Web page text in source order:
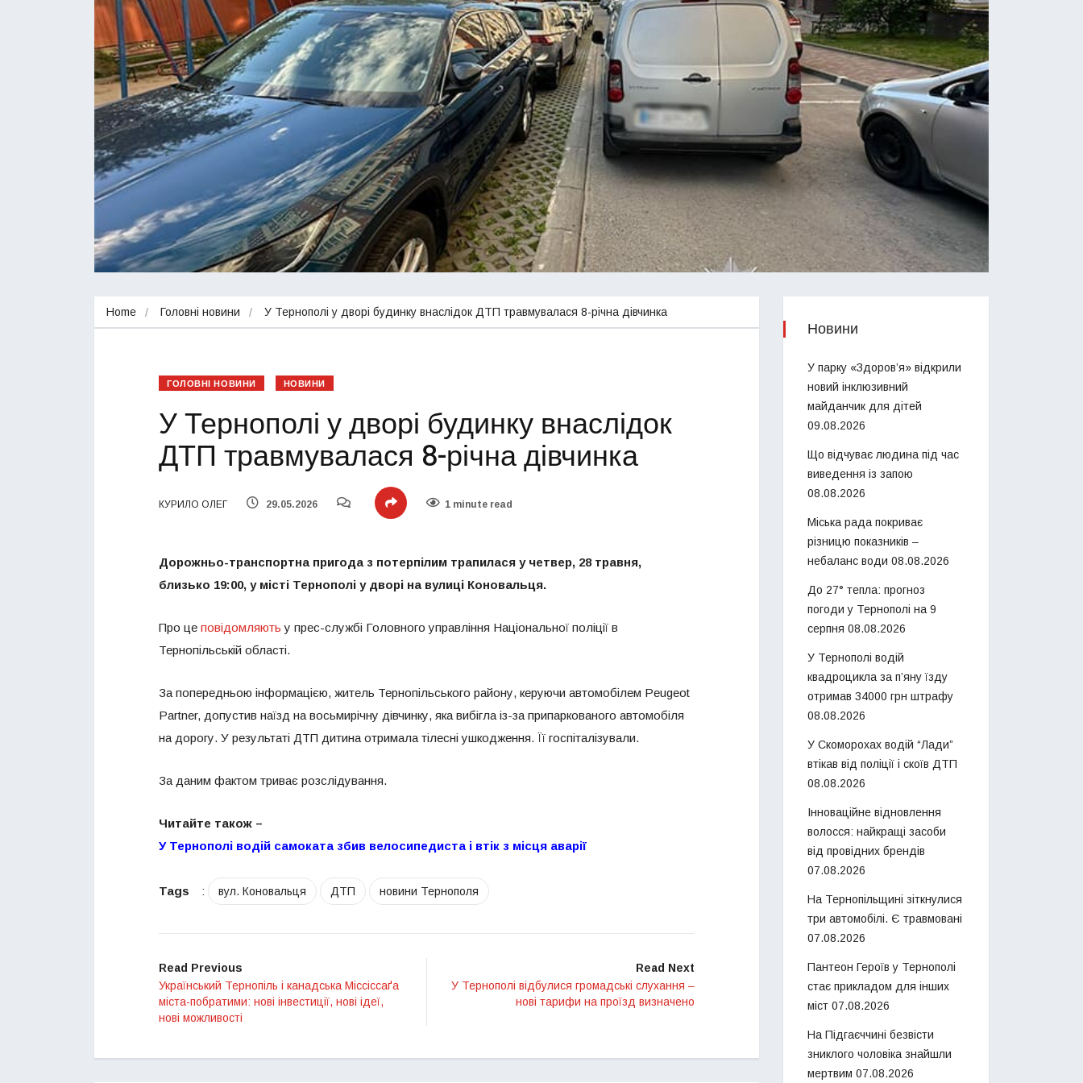
Home Головні новини У Тернополі у дворі будинку внаслідок ДТП травмувалася 8-річна дівчинка
ГОЛОВНІ НОВИНИ НОВИНИ
У Тернополі у дворі будинку внаслідок
ДТП травмувалася 8-річна дівчинка
КУРИЛО ОЛЕГ 29.05.2026 1 minute read
Дорожньо-транспортна пригода з потерпілим трапилася у четвер, 28 травня,
близько 19:00, у місті Тернополі у дворі на вулиці Коновальця.
Про це повідомляють у прес-службі Головного управління Національної поліції в
Тернопільській області.
За попередньою інформацією, житель Тернопільського району, керуючи автомобілем Peugeot
Partner, допустив наїзд на восьмирічну дівчинку, яка вибігла із-за припаркованого автомобіля
на дорогу. У результаті ДТП дитина отримала тілесні ушкодження. Її госпіталізували.
За даним фактом триває розслідування.
Читайте також –
У Тернополі водій самоката збив велосипедиста і втік з місця аварії
Tags : вул. Коновальця ДТП новини Тернополя
Read Previous
Український Тернопіль і канадська Міссіссаґа
міста-побратими: нові інвестиції, нові ідеї,
нові можливості
Read Next
У Тернополі відбулися громадські слухання –
нові тарифи на проїзд визначено
Новини
У парку «Здоров’я» відкрили
новий інклюзивний
майданчик для дітей
09.08.2026
Що відчуває людина під час
виведення із запою
08.08.2026
Міська рада покриває
різницю показників –
небаланс води 08.08.2026
До 27° тепла: прогноз
погоди у Тернополі на 9
серпня 08.08.2026
У Тернополі водій
квадроцикла за п’яну їзду
отримав 34000 грн штрафу
08.08.2026
У Скоморохах водій “Лади”
втікав від поліції і скоїв ДТП
08.08.2026
Інноваційне відновлення
волосся: найкращі засоби
від провідних брендів
07.08.2026
На Тернопільщині зіткнулися
три автомобілі. Є травмовані
07.08.2026
Пантеон Героїв у Тернополі
стає прикладом для інших
міст 07.08.2026
На Підгаєччині безвісти
зниклого чоловіка знайшли
мертвим 07.08.2026